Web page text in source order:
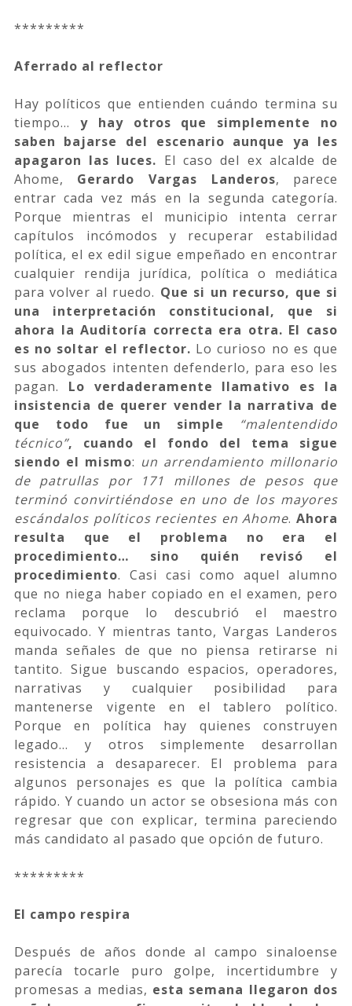
*********
Aferrado al reflector
Hay políticos que entienden cuándo termina su
tiempo… y hay otros que simplemente no
saben bajarse del escenario aunque ya les
apagaron las luces. El caso del ex alcalde de
Ahome, Gerardo Vargas Landeros, parece
entrar cada vez más en la segunda categoría.
Porque mientras el municipio intenta cerrar
capítulos incómodos y recuperar estabilidad
política, el ex edil sigue empeñado en encontrar
cualquier rendija jurídica, política o mediática
para volver al ruedo. Que si un recurso, que si
una interpretación constitucional, que si
ahora la Auditoría correcta era otra. El caso
es no soltar el reflector. Lo curioso no es que
sus abogados intenten defenderlo, para eso les
pagan. Lo verdaderamente llamativo es la
insistencia de querer vender la narrativa de
que todo fue un simple “malentendido
técnico”, cuando el fondo del tema sigue
siendo el mismo: un arrendamiento millonario
de patrullas por 171 millones de pesos que
terminó convirtiéndose en uno de los mayores
escándalos políticos recientes en Ahome.Ahora
resulta que el problema no era el
procedimiento… sino quién revisó el
procedimiento. Casi casi como aquel alumno
que no niega haber copiado en el examen, pero
reclama porque lo descubrió el maestro
equivocado. Y mientras tanto, Vargas Landeros
manda señales de que no piensa retirarse ni
tantito. Sigue buscando espacios, operadores,
narrativas y cualquier posibilidad para
mantenerse vigente en el tablero político.
Porque en política hay quienes construyen
legado… y otros simplemente desarrollan
resistencia a desaparecer. El problema para
algunos personajes es que la política cambia
rápido. Y cuando un actor se obsesiona más con
regresar que con explicar, termina pareciendo
más candidato al pasado que opción de futuro.
*********
El campo respira
Después de años donde al campo sinaloense
parecía tocarle puro golpe, incertidumbre y
promesas a medias, esta semana llegaron dos